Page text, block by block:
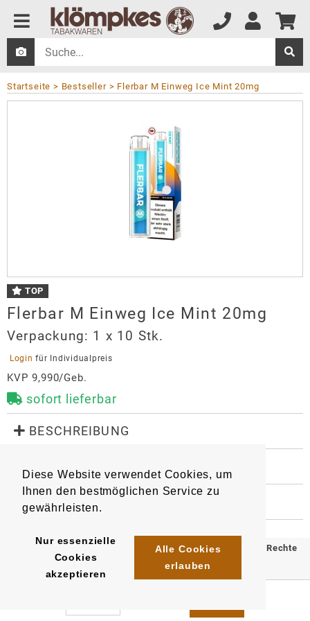
Diese Website verwendet Cookies, um
Ihnen den bestmöglichen Service zu
gewährleisten.
Nur essenzielle
Cookies
akzeptieren
Alle Cookies
erlauben
Startseite Bestseller Flerbar M Einweg Ice Mint 20mg
TOP
Flerbar M Einweg Ice Mint 20mg
Verpackung: 1 x 10 Stk.
Login für Individualpreis
KVP 9,990/Geb.
sofort lieferbar
BESCHREIBUNG
Geschmacksrichtung: frische Minze
Artikel 9308 EAN/ Gebinde1
4061765921142
EAN/Gebinde10:
HERSTELLER
Flerbar M Einweg Ice Mint 20mg
Hersteller
OLE Tech GmbH
Sternstraße 67
info@oletech-gmbh.de
© 2025 Klömpkes Heinrich Inh. Marion Winkels e.K. Alle Rechte
vorbehalten.